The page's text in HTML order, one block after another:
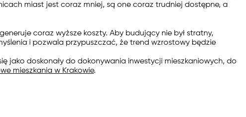
miast jest coraz mniej, są one coraz trudniej dostępne, a
coraz wyższe koszty. Aby budujący nie był stratny,
i pozwala przypuszczać, że trend wzrostowy będzie
jako doskonały do dokonywania inwestycji mieszkaniowych, do
mieszkania w Krakowie.